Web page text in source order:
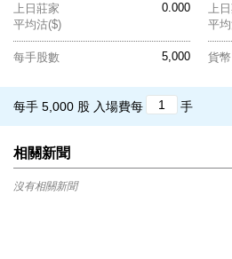
0.000
上日莊家
平均沽($)
上
平
5,000
每手股數 貨幣
每手 5,000 股 入場費每 手
相關新聞
沒有相關新聞